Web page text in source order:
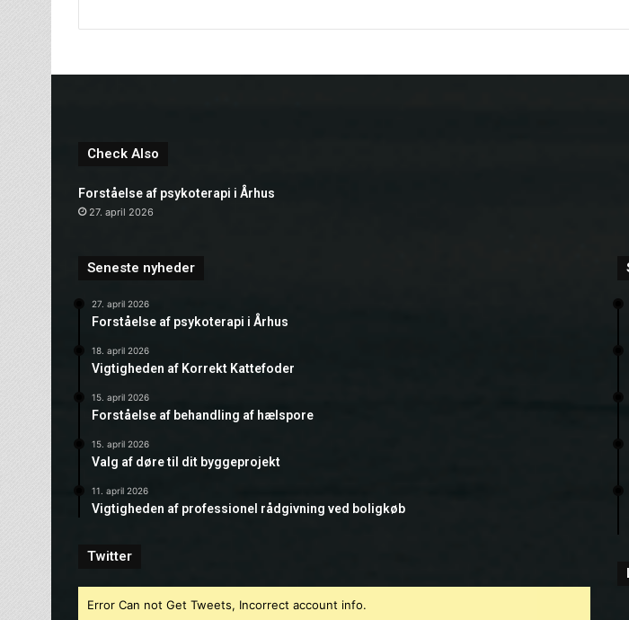
Check Also
Forståelse af psykoterapi i Århus
27. april 2026
Seneste nyheder
27. april 2026
Forståelse af psykoterapi i Århus
18. april 2026
Vigtigheden af Korrekt Kattefoder
15. april 2026
Forståelse af behandling af hælspore
15. april 2026
Valg af døre til dit byggeprojekt
11. april 2026
Vigtigheden af professionel rådgivning ved boligkøb
Twitter
Error Can not Get Tweets, Incorrect account info.